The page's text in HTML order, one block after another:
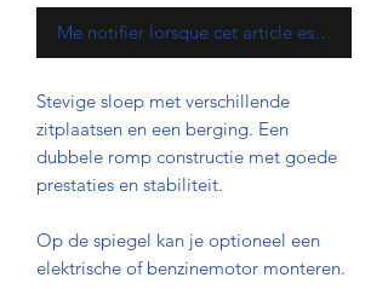
Me notifier lorsque cet article est
Stevige sloep met verschillende
zitplaatsen en een berging. Een
dubbele romp constructie met goede
prestaties en stabiliteit.
Op de spiegel kan je optioneel een
elektrische of benzinemotor monteren.